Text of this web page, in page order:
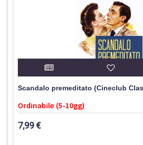
Scandalo premeditato (Cineclub
Ordinabile (5-10gg)
7,99 €